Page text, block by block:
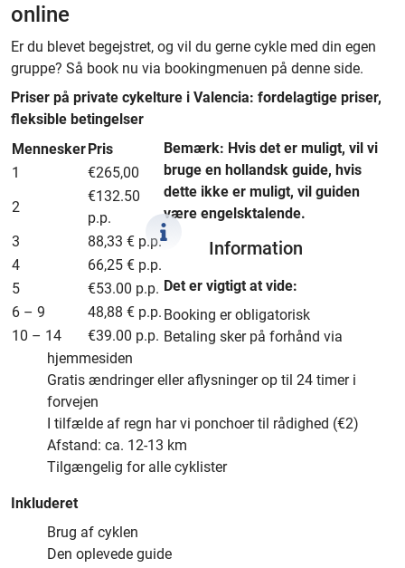
online
Er du blevet begejstret, og vil du gerne cykle med din egen
gruppe? Så book nu via bookingmenuen på denne side.
Priser på private cykelture i Valencia: fordelagtige priser,
fleksible betingelser
MenneskerPris
1
€265,00
2
€132.50
p.p.
3
88,33 € p.p.
4
66,25 € p.p.
5
€53.00 p.p.
6 – 9
48,88 € p.p.
10 – 14
€39.00 p.p.
Bemærk: Hvis det er muligt, vil vi
bruge en hollandsk guide, hvis
dette ikke er muligt, vil guiden
være engelsktalende.
Information
Det er vigtigt at vide:
Booking er obligatorisk
Betaling sker på forhånd via
hjemmesiden
Gratis ændringer eller aflysninger op til 24 timer i
forvejen
I tilfælde af regn har vi ponchoer til rådighed (€2)
Afstand: ca. 12-13 km
Tilgængelig for alle cyklister
Inkluderet
Brug af cyklen
Den oplevede guide